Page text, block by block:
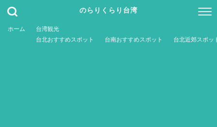
のらりくらり台湾
ホーム
台湾観光
台北おすすめスポット
台南おすすめスポット 台北近郊スポッ